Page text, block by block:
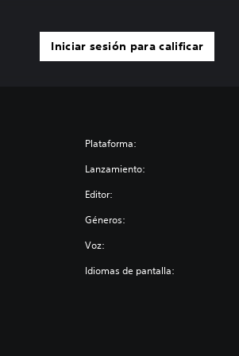
Iniciar sesión para calificar
Plataforma:
Lanzamiento:
Editor:
Géneros:
Voz:
Idiomas de pantalla: